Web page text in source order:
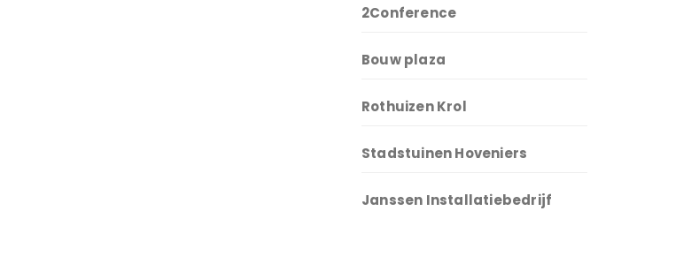
2Conference
Bouw plaza
Rothuizen Krol
Stadstuinen Hoveniers
Janssen Installatiebedrijf